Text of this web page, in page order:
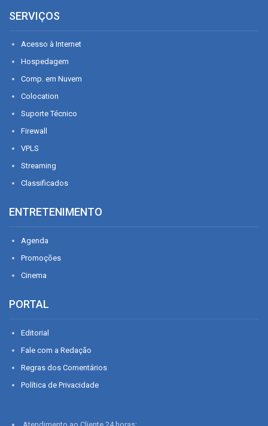
SERVIÇOS
Acesso à Internet
Hospedagem
Comp. em Nuvem
Colocation
Suporte Técnico
Firewall
VPLS
Streaming
Classificados
ENTRETENIMENTO
Agenda
Promoções
Cinema
PORTAL
Editorial
Fale com a Redação
Regras dos Comentários
Política de Privacidade